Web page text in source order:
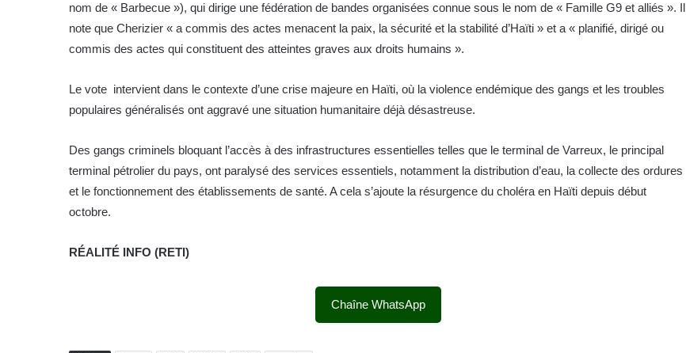
nom de « Barbecue »), qui dirige une fédération de bandes organisées connue sous le nom de « Famille G9 et alliés ». Il
note que Cherizier « a commis des actes menacent la paix, la sécurité et la stabilité d’Haïti » et a « planifié, dirigé ou
commis des actes qui constituent des atteintes graves aux droits humains ».
Le vote intervient dans le contexte d’une crise majeure en Haïti, où la violence endémique des gangs et les troubles
populaires généralisés ont aggravé une situation humanitaire déjà désastreuse.
Des gangs criminels bloquant l’accès à des infrastructures essentielles telles que le terminal de Varreux, le principal
terminal pétrolier du pays, ont paralysé des services essentiels, notamment la distribution d’eau, la collecte des ordures
et le fonctionnement des établissements de santé. A cela s’ajoute la résurgence du choléra en Haïti depuis début
octobre.
RÉALITÉ INFO (RETI)
Chaîne WhatsApp